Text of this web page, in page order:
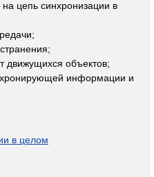
цепь синхронизации в
движущихся объектов;
хронирующей информации и
в целом